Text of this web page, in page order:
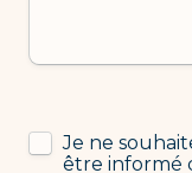
NL
Je ne
être informé